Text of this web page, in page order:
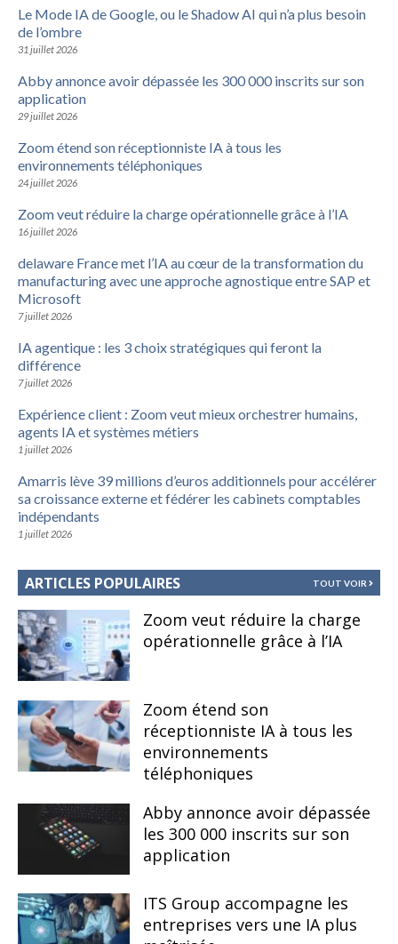
Le Mode IA de Google, ou le Shadow AI qui n’a plus besoin
de l’ombre
31 juillet 2026
Abby annonce avoir dépassée les 300 000 inscrits sur son
application
29 juillet 2026
Zoom étend son réceptionniste IA à tous les
environnements téléphoniques
24 juillet 2026
Zoom veut réduire la charge opérationnelle grâce à l’IA
16 juillet 2026
delaware France met l’IA au cœur de la transformation du
manufacturing avec une approche agnostique entre SAP et
Microsoft
7 juillet 2026
IA agentique : les 3 choix stratégiques qui feront la
différence
7 juillet 2026
Expérience client : Zoom veut mieux orchestrer humains,
agents IA et systèmes métiers
1 juillet 2026
Amarris lève 39 millions d’euros additionnels pour accélérer
sa croissance externe et fédérer les cabinets comptables
indépendants
1 juillet 2026
ARTICLES POPULAIRES TOUT VOIR
Zoom veut réduire la charge
opérationnelle grâce à l’IA
Zoom étend son
réceptionniste IA à tous les
environnements
téléphoniques
Abby annonce avoir dépassée
les 300 000 inscrits sur son
application
ITS Group accompagne les
entreprises vers une IA plus